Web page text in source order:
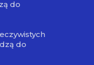
do
do